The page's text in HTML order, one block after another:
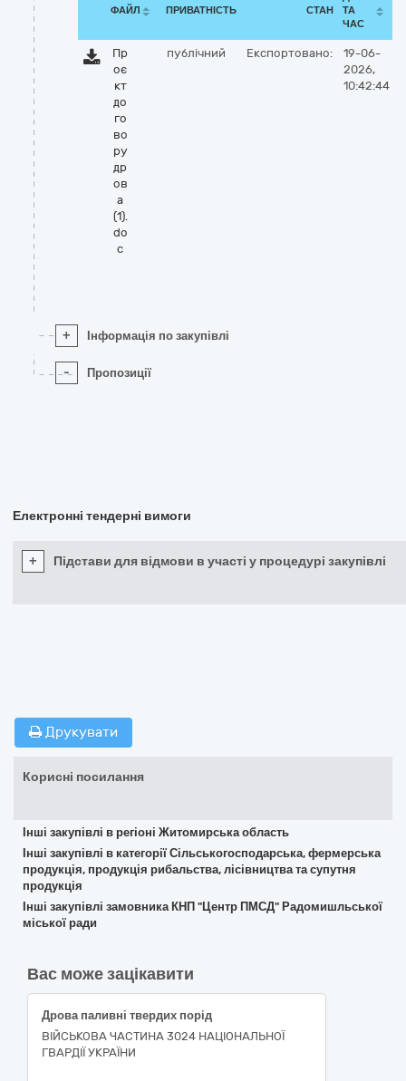
ФАЙЛ ПРИВАТНІСТЬ СТАН
ТА
ЧАС
Пр
оє
кт
до
го
во
ру
др
ов
а
(1).
do
c
публічний Експортовано:
19-06-
2026,
10:42:44
+ Інформація по закупівлі
- Пропозиції
Електронні тендерні вимоги
+ Підстави для відмови в участі у процедурі закупівлі
Друкувати
Корисні посилання
Інші закупівлі в регіоні Житомирська область
Інші закупівлі в категорії Сільськогосподарська, фермерська
продукція, продукція рибальства, лісівництва та супутня
продукція
Інші закупівлі замовника КНП "Центр ПМСД" Радомишльської
міської ради
Вас може зацікавити
Дрова паливні твердих порід
ВІЙСЬКОВА ЧАСТИНА 3024 НАЦІОНАЛЬНОЇ
ГВАРДІЇ УКРАЇНИ